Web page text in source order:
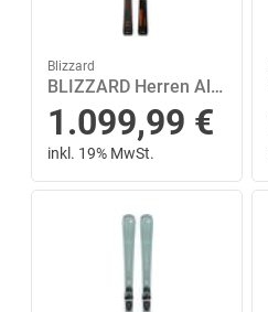
Blizzard
BLIZZARD Herren All-Mountain Ski FIREBIRD HRC+XCELL 14 DEMO 165 in Schwarz
1.099,99 €
inkl. 19% MwSt.